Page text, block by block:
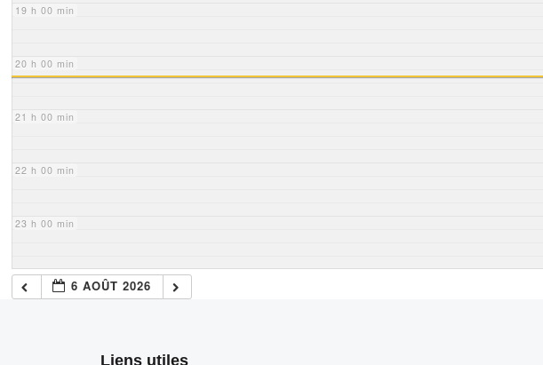
19 h 00 min
20 h 00 min
21 h 00 min
22 h 00 min
23 h 00 min
6 AOÛT 2026
Liens utiles